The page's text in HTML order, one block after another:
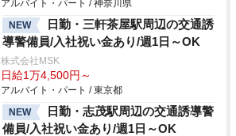
アルバイト・パート / 神奈川県
NEW
日勤・三軒茶屋駅周辺の交通誘
導警備員/入社祝い金あり/週1日～OK
株式会社MSK
日給1万4,500円～
アルバイト・パート / 東京都
NEW
日勤・志茂駅周辺の交通誘導警
備員/入社祝い金あり/週1日～OK